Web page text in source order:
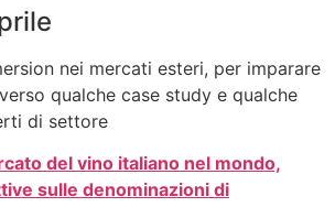
nei mercati esteri, per imparare
qualche case study e qualche
di settore
del vino italiano nel mondo,
sulle denominazioni di